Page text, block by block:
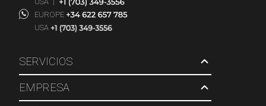
SERVICIOS
EMPRESA
EUROPE
USA